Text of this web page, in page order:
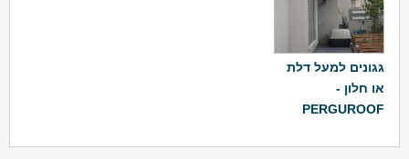
גגונים למעל דלת
או חלון -
PERGUROOF